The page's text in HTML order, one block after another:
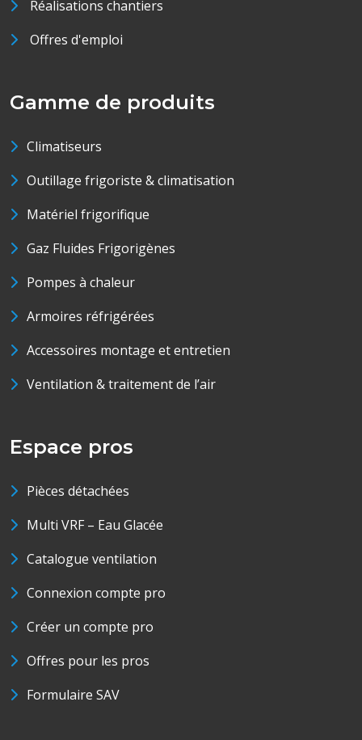
Réalisations chantiers
Offres d'emploi
Gamme de produits
Climatiseurs
Outillage frigoriste & climatisation
Matériel frigorifique
Gaz Fluides Frigorigènes
Pompes à chaleur
Armoires réfrigérées
Accessoires montage et entretien
Ventilation & traitement de l’air
Espace pros
Pièces détachées
Multi VRF – Eau Glacée
Catalogue ventilation
Connexion compte pro
Créer un compte pro
Offres pour les pros
Formulaire SAV